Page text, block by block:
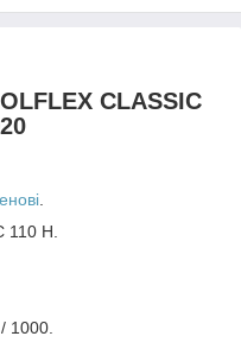
CLASSIC
.
110 H.
/ 1000.